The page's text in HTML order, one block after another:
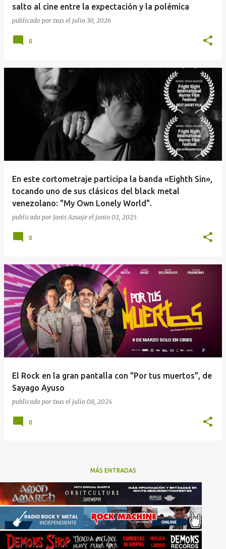
salto al cine entre la expectación y la polémica
publicado por txus el julio 30, 2026
0
En este cortometraje participa la banda «Eighth Sin»,
tocando uno de sus clásicos del black metal
venezolano: "My Own Lonely World".
publicado por Janis Azuaje el junio 02, 2025
0
El Rock en la gran pantalla con "Por tus muertos", de
Sayago Ayuso
publicado por txus el julio 08, 2024
0
MÁS ENTRADAS